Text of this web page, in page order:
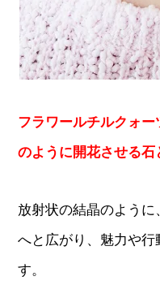
フラワールチルクォ
のように開花させる石
放射状の結晶のよう
へと広がり、魅力や
す。